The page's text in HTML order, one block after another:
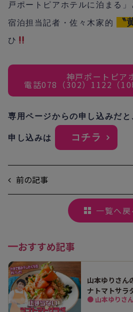
戸ポートピアホテルに泊まる」
宿泊担当記者・佐々木家的 〝
ひ
神戸ポートピア
電話078（302）1122（10
専用ページからの申し込みだと
申し込みは コチ ラ
前の記事
一覧へ戻
おすすめ記事
山本ゆりさん
ナトマトサラ
● 山本ゆりさ